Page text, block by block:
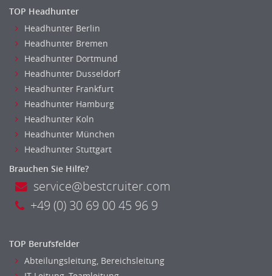
Angestellte, Beamte auf Bundesebene
Angestellte, Beamte auf Landes-, kommunaler Ebene
Angestellte, Beamte im auswärtigen Dienst
(Bundes-)Polizei, Justizvollzug
Bundeswehr, Wehrverwaltung
Feuerwehr
Steuerverwaltung, Finanzverwaltung
Verbände, Vereine
Altenpflege, Betreuungsberufe
Anästhesie und Intensivpflege
Ergotherapie
Gesundheits- und Kinderkrankenpflege
Gesundheits- und Krankenpflege
Pflegehelfer
TOP Headhunter
Headhunter Berlin
Headhunter Bremen
Headhunter Dortmund
Headhunter Dusseldorf
Headhunter Frankfurt
Headhunter Hamburg
Headhunter Koln
Headhunter München
Headhunter Stuttgart
Brauchen Sie Hilfe?
service@bestcruiter.com
+49 (0) 30 69 00 45 96 9
TOP Berufsfelder
Abteilungsleitung, Bereichsleitung